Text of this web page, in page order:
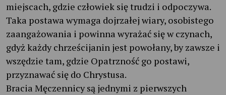
miejscach, gdzie człowiek się trudzi i odpoczywa.
Taka postawa wymaga dojrzałej wiary, osobistego
zaangażowania i powinna wyrażać się w czynach,
gdyż każdy chrześcijanin jest powołany, by zawsze i
wszędzie tam, gdzie Opatrzność go postawi,
przyznawać się do Chrystusa.
Bracia Męczennicy są jednymi z pierwszych